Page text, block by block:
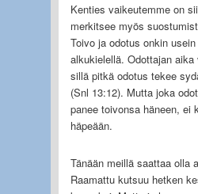
Kenties vaikeutemme on
merkitsee myös
Toivo ja odotus onkin
alkukielellä. Odottajan
sillä pitkä odotus tekee
(Snl 13:12). Mutta joka
panee toivonsa häneen, ei
häpeään.
Tänään meillä saattaa olla
Raamattu kutsuu hetken